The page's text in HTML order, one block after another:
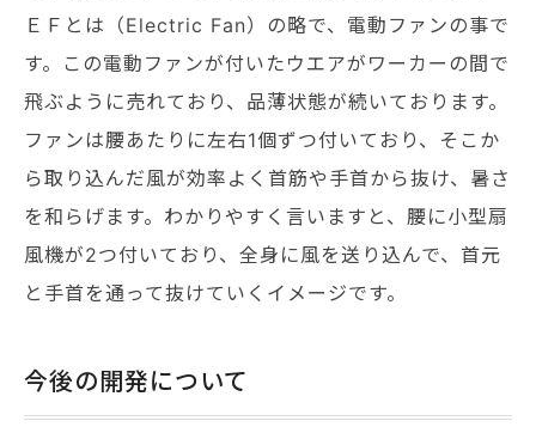
ＥＦとは（Electric Fan）の略で、電動ファンの事で
す。この電動ファンが付いたウエアがワーカーの間で
飛ぶように売れており、品薄状態が続いております。
ファンは腰あたりに左右1個ずつ付いており、そこか
ら取り込んだ風が効率よく首筋や手首から抜け、暑さ
を和らげます。わかりやすく言いますと、腰に小型扇
風機が2つ付いており、全身に風を送り込んで、首元
と手首を通って抜けていくイメージです。
今後の開発について